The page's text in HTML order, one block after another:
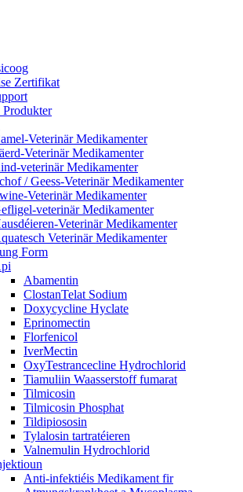
Zertifikat
Veterinär Medikamenter
Veterinär Medikamenter
veterinär Medikamenter
/ Geess-Veterinär Medikamenter
Veterinär Medikamenter
veterinär Medikamenter
Veterinär Medikamenter
Veterinär Medikamenter
Form
Abamentin
ClostanTelat Sodium
Doxycycline Hyclate
Eprinomectin
Florfenicol
IverMectin
OxyTestrancecline Hydrochlorid
Tiamuliin Waasserstoff fumarat
Tilmicosin
Tilmicosin Phosphat
Tildipiososin
Tylalosin tartratéieren
Valnemulin Hydrochlorid
Anti-infektiéis Medikament fir